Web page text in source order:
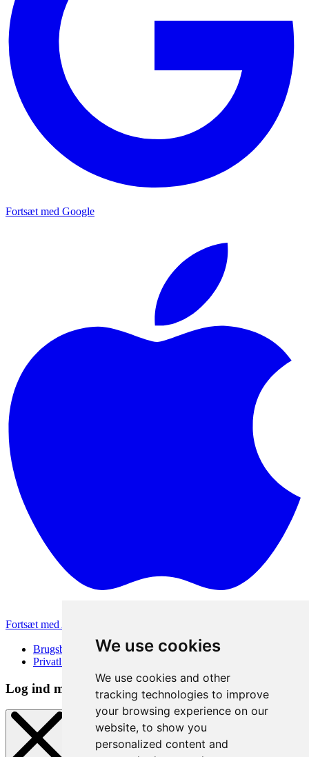
We use cookies
We use cookies and other
tracking technologies to improve
your browsing experience on our
website, to show you
personalized content and
Fortsæt med Google
Fortsæt med Apple
Brugsbetingelser
Privatlivspolitik
Log ind metode